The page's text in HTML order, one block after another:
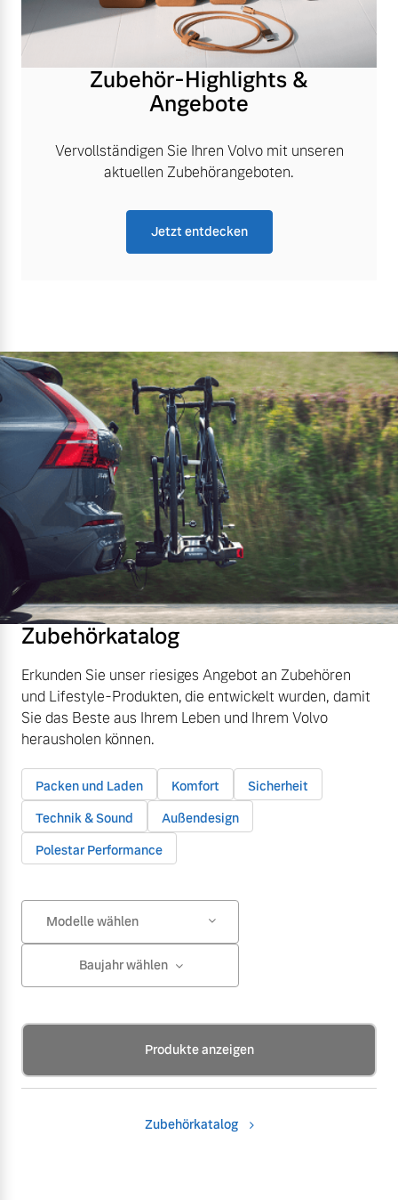
Zubehör-Highlights &
Angebote
Vervollständigen Sie Ihren Volvo mit unseren
aktuellen Zubehörangeboten.
Jetzt entdecken
Zubehörkatalog
Erkunden Sie unser riesiges Angebot an Zubehören
und Lifestyle-Produkten, die entwickelt wurden, damit
Sie das Beste aus Ihrem Leben und Ihrem Volvo
herausholen können.
Packen und Laden Komfort
Sicherheit
Technik & Sound
Außendesign
Polestar Performance
Modelle wählen
Baujahr wählen
Produkte anzeigen
Zubehörkatalog